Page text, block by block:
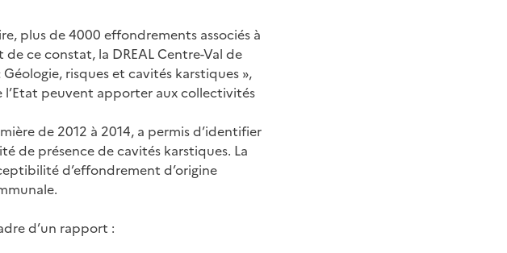
plus de 4000 effondrements associés à
ce constat, la DREAL Centre-Val de
risques et cavités karstiques »,
l’Etat peuvent apporter aux collectivités
de 2012 à 2014, a permis d’identifier
de présence de cavités karstiques. La
d’effondrement d’origine
d’un rapport :